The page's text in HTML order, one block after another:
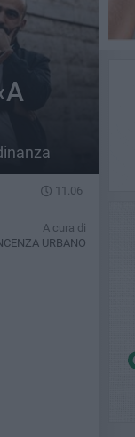
11.06
A cura di
URBANO